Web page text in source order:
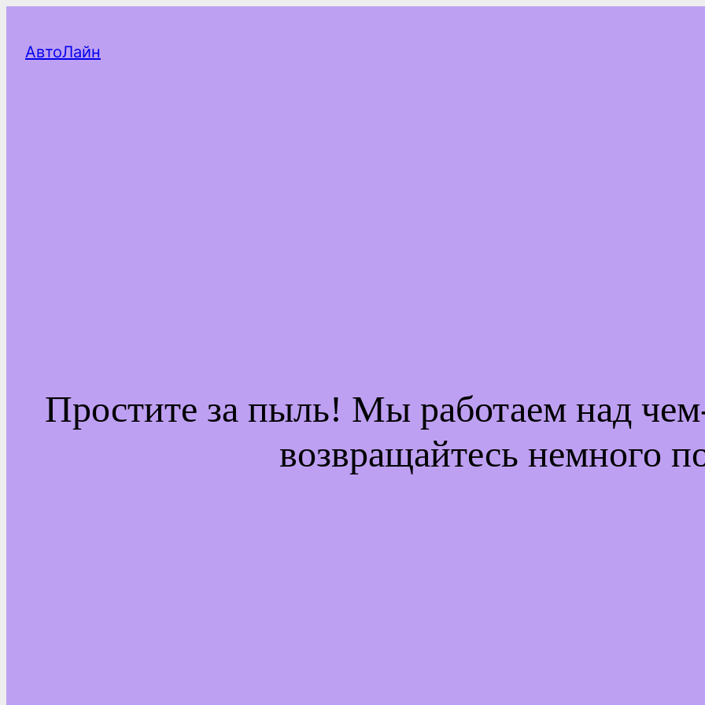
АвтоЛайн
Простите за пыль! Мы работаем над
возвращайтесь немного